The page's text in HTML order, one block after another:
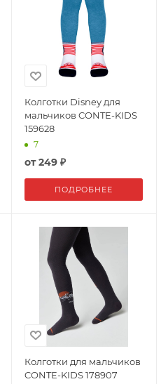
Колготки Disney для
мальчиков CONTE-KIDS
159628
7
от249 ₽
ПОДРОБНЕЕ
Колготки для мальчиков
CONTE-KIDS 178907